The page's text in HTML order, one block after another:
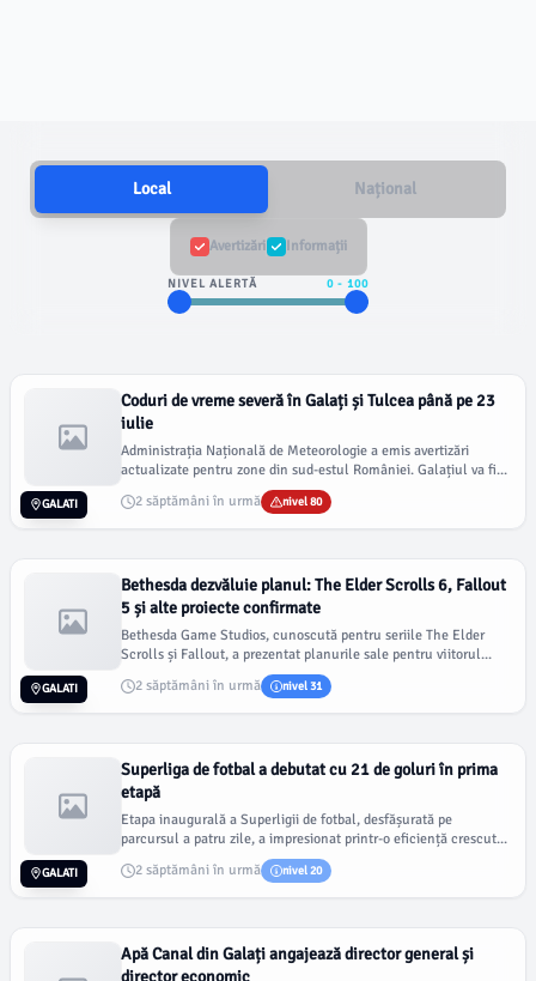
Local Național
Avertizări Informații
NIVEL ALERTĂ 0 - 100
Coduri de vreme severă în Galați și Tulcea până pe 23
iulie
Administrația Națională de Meteorologie a emis avertizări
actualizate pentru zone din sud-estul României. Galațiul va fi...
2 săptămâni în urmă
nivel 80
GALATI
Bethesda dezvăluie planul: The Elder Scrolls 6, Fallout
5 și alte proiecte confirmate
Bethesda Game Studios, cunoscută pentru seriile The Elder
Scrolls și Fallout, a prezentat planurile sale pentru viitorul...
2 săptămâni în urmă
nivel 31
GALATI
Superliga de fotbal a debutat cu 21 de goluri în prima
etapă
Etapa inaugurală a Superligii de fotbal, desfășurată pe
parcursul a patru zile, a impresionat printr-o eficiență crescut...
2 săptămâni în urmă
nivel 20
GALATI
Apă Canal din Galați angajează director general și
director economic